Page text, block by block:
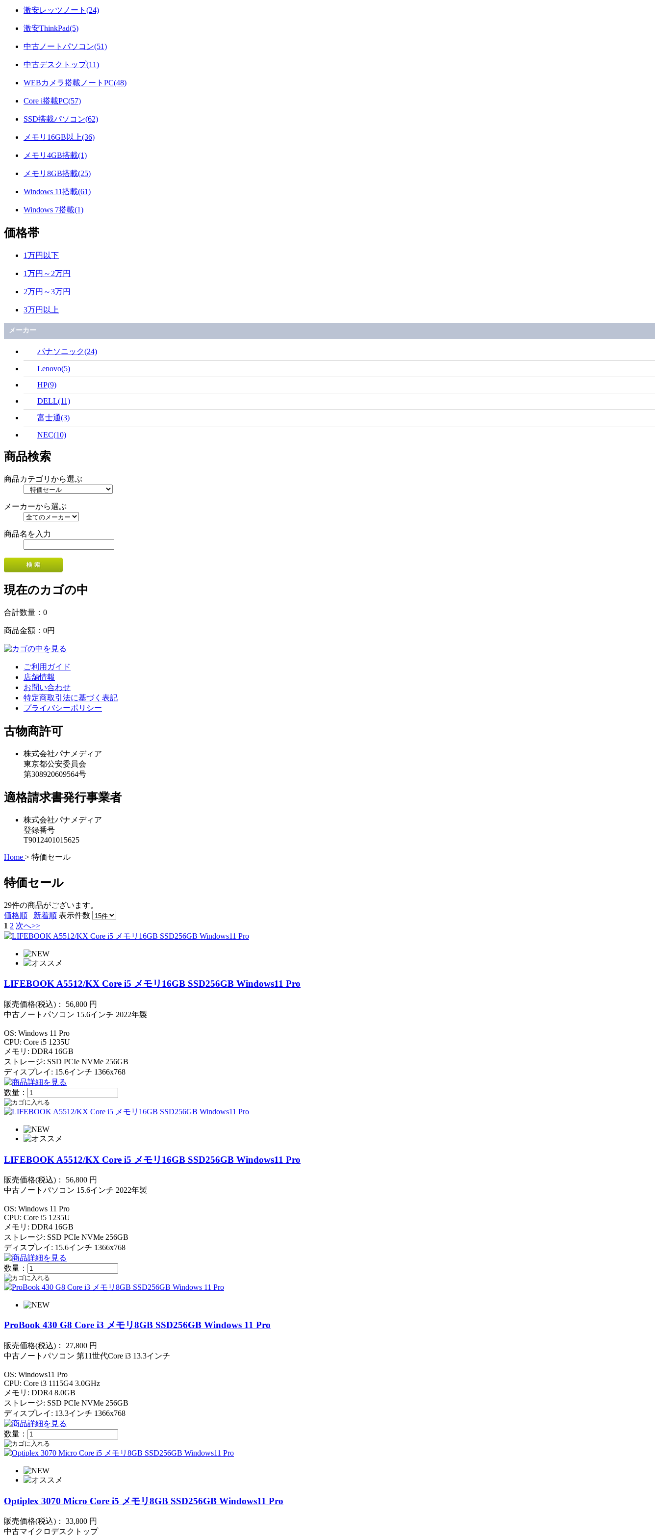
激安レッツノート(24)
激安ThinkPad(5)
中古ノートパソコン(51)
中古デスクトップ(11)
WEBカメラ搭載ノートPC(48)
Core i搭載PC(57)
SSD搭載パソコン(62)
メモリ16GB以上(36)
メモリ4GB搭載(1)
メモリ8GB搭載(25)
Windows 11搭載(61)
Windows 7搭載(1)
価格帯
1万円以下
1万円～2万円
2万円～3万円
3万円以上
メーカー
パナソニック(24)
Lenovo(5)
HP(9)
DELL(11)
富士通(3)
NEC(10)
商品検索
商品カテゴリから選ぶ
メーカーから選ぶ
商品名を入力
現在のカゴの中
合計数量： 0
商品金額： 0円
ご利用ガイド
店舗情報
お問い合わせ
特定商取引法に基づく表記
プライバシーポリシー
古物商許可
株式会社パナメディア
東京都公安委員会
第308920609564号
適格請求書発行事業者
株式会社パナメディア
登録番号
T9012401015625
Home > 特価セール
特価セール
29件の商品がございます。
価格順
新着順 表示件数
1 2 次へ>>
LIFEBOOK A5512/KX Core i5 メモリ16GB SSD256GB Windows11 Pro
販売価格(税込)： 56,800 円
中古ノートパソコン 15.6インチ 2022年製
OS: Windows 11 Pro
CPU: Core i5 1235U
メモリ: DDR4 16GB
ストレージ: SSD PCIe NVMe 256GB
ディスプレイ: 15.6インチ 1366x768
数量：
LIFEBOOK A5512/KX Core i5 メモリ16GB SSD256GB Windows11 Pro
販売価格(税込)： 56,800 円
中古ノートパソコン 15.6インチ 2022年製
OS: Windows 11 Pro
CPU: Core i5 1235U
メモリ: DDR4 16GB
ストレージ: SSD PCIe NVMe 256GB
ディスプレイ: 15.6インチ 1366x768
数量：
ProBook 430 G8 Core i3 メモリ8GB SSD256GB Windows 11 Pro
販売価格(税込)： 27,800 円
中古ノートパソコン 第11世代Core i3 13.3インチ
OS: Windows11 Pro
CPU: Core i3 1115G4 3.0GHz
メモリ: DDR4 8.0GB
ストレージ: SSD PCIe NVMe 256GB
ディスプレイ: 13.3インチ 1366x768
数量：
Optiplex 3070 Micro Core i5 メモリ8GB SSD256GB Windows11 Pro
販売価格(税込)： 33,800 円
中古マイクロデスクトップ